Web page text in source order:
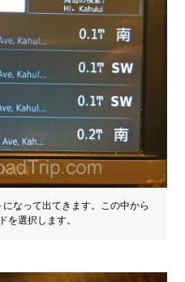
なって出てきます。この中から
を選択します。